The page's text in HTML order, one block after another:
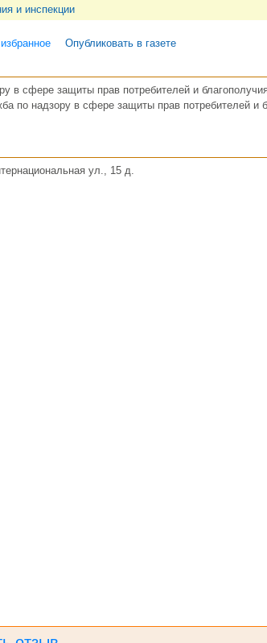
и инспекции
Опубликовать в газете
в сфере защиты прав потребителей и
по надзору в сфере защиты прав потребителей и
ул., 15 д.